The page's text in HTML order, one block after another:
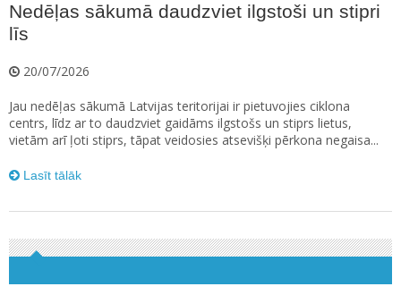
Nedēļas sākumā daudzviet ilgstoši un stipri
līs
20/07/2026
Jau nedēļas sākumā Latvijas teritorijai ir pietuvojies ciklona
centrs, līdz ar to daudzviet gaidāms ilgstošs un stiprs lietus,
vietām arī ļoti stiprs, tāpat veidosies atsevišķi pērkona negaisa...
Lasīt tālāk